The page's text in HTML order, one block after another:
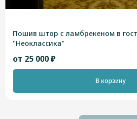
Пошив штор с ламбрекеном в
"Неоклассика"
от 25 000 ₽
В корзину